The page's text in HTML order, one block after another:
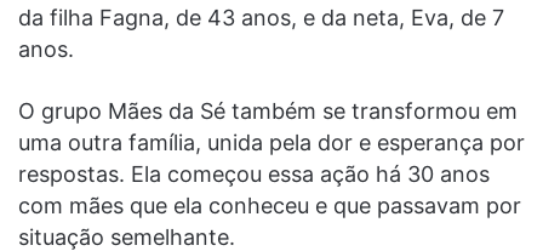
da filha Fagna, de 43 anos, e da neta, Eva, de 7
anos.
O grupo Mães da Sé também se transformou em
uma outra família, unida pela dor e esperança por
respostas. Ela começou essa ação há 30 anos
com mães que ela conheceu e que passavam por
situação semelhante.